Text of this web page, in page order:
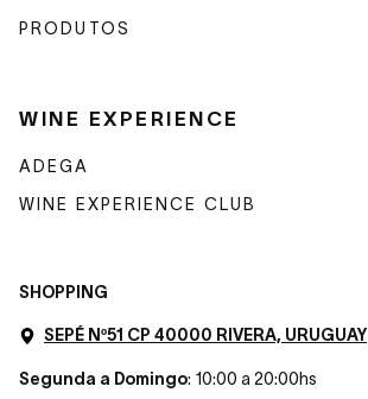
PRODUTOS
WINE EXPERIENCE
ADEGA
WINE EXPERIENCE CLUB
SHOPPING
SEPÉ Nº51 CP 40000 RIVERA, URUGUAY
Segunda a Domingo: 10:00 a 20:00hs